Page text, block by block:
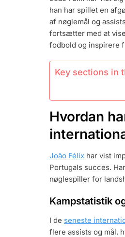
han har spillet en
af nøglemål og
fortsætter med at
fodbold og inspirere
Key sections in
Hvordan
João Félix har vist
Portugals succes.
nøglespiller for
Kampstatistik
I de seneste
flere assists og mål,